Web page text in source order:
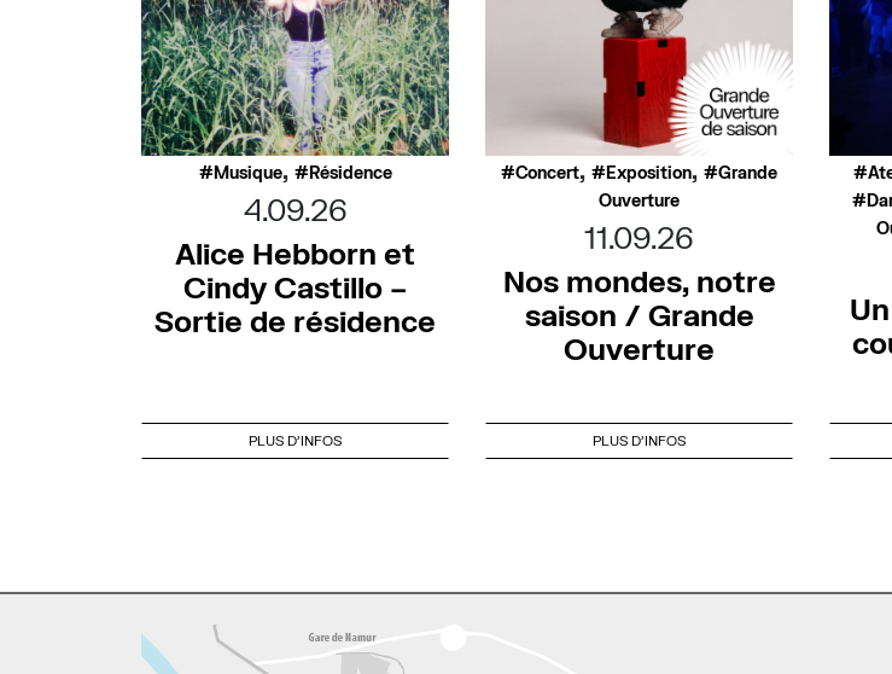
Musique, Résidence
4.09.26
Alice Hebborn et
Cindy Castillo –
Sortie de résidence
PLUS D'INFOS
Concert, Exposition,
Grande
Ouverture
11.09.26
Nos mondes, notre
saison / Grande
Ouverture
PLUS D'INFOS